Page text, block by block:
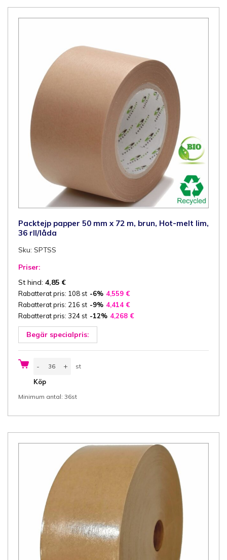
36
Packtejp papper 50 mm x 72 m, brun, Hot-melt lim,
36 rll/låda
Sku: SPTSS
Priser:
St hind: 4,85 €
Rabatterat pris: 108 st -6% 4,559 €
Rabatterat pris: 216 st -9% 4,414 €
Rabatterat pris: 324 st -12% 4,268 €
Begär specialpris:
-
papper
mm
72
Hot-
lim,
+ st
Köp
Minimum antal: 36st